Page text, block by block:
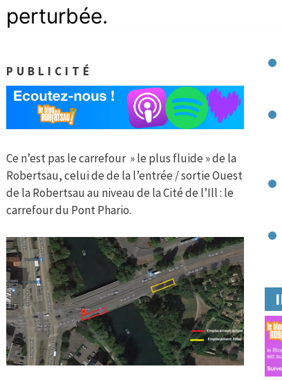
perturbée.
PUBLICITÉ
Ce n’est pas le carrefour » le plus fluide » de la
Robertsau, celui de de la l’entrée / sortie Ouest
de la Robertsau au niveau de la Cité de l’Ill : le
carrefour du Pont Phario.